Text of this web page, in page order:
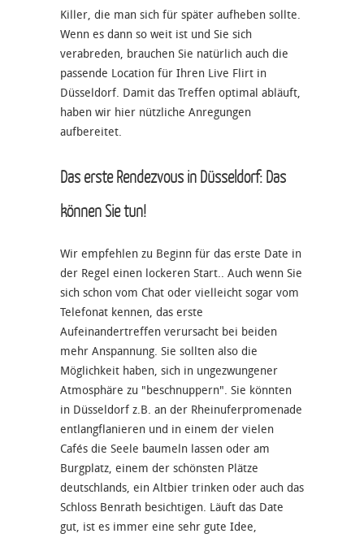
Killer, die man sich für später aufheben sollte.
Wenn es dann so weit ist und Sie sich
verabreden, brauchen Sie natürlich auch die
passende Location für Ihren Live Flirt in
Düsseldorf. Damit das Treffen optimal abläuft,
haben wir hier nützliche Anregungen
aufbereitet.
Das erste Rendezvous in Düsseldorf: Das
können Sie tun!
Wir empfehlen zu Beginn für das erste Date in
der Regel einen lockeren Start.. Auch wenn Sie
sich schon vom Chat oder vielleicht sogar vom
Telefonat kennen, das erste
Aufeinandertreffen verursacht bei beiden
mehr Anspannung. Sie sollten also die
Möglichkeit haben, sich in ungezwungener
Atmosphäre zu "beschnuppern". Sie könnten
in Düsseldorf z.B. an der Rheinuferpromenade
entlangflanieren und in einem der vielen
Cafés die Seele baumeln lassen oder am
Burgplatz, einem der schönsten Plätze
deutschlands, ein Altbier trinken oder auch das
Schloss Benrath besichtigen. Läuft das Date
gut, ist es immer eine sehr gute Idee,